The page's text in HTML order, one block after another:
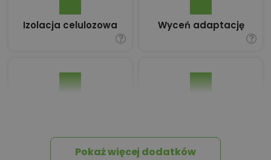
Izolacja celulozowa Wyceń adaptację
Pokaż więcej dodatków